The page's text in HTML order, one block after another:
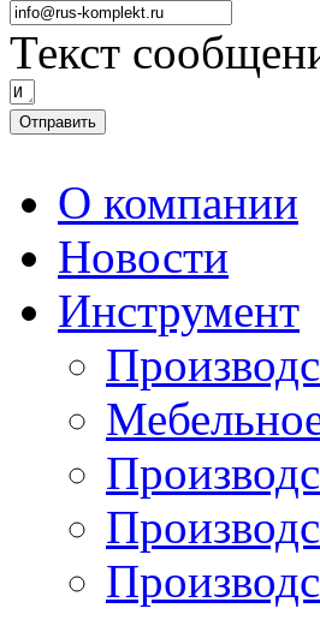
Текст
О компании
Новости
Инструмент